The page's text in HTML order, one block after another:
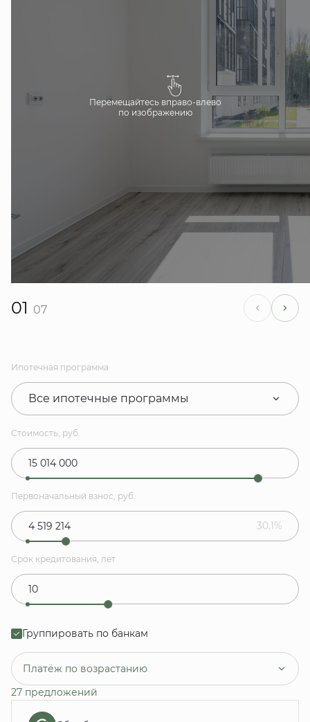
Перемещайтесь вправо-влево
по изображению
01 07
Ипотечная программа
Все ипотечные программы
Стоимость, руб.
Первоначальный взнос, руб.
30.1%
Срок кредитования, лет
Группировать по банкам
Платёж по возрастанию
27 предложений